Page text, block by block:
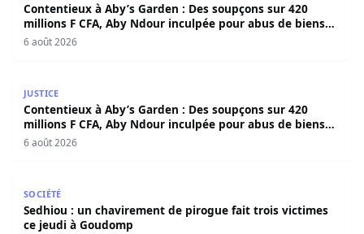
Contentieux à Aby’s Garden : Des soupçons sur 420
millions F CFA, Aby Ndour inculpée pour abus de biens
sociaux
6 août 2026
JUSTICE
Contentieux à Aby’s Garden : Des soupçons sur 420
millions F CFA, Aby Ndour inculpée pour abus de biens
sociaux
6 août 2026
SOCIÉTÉ
Sedhiou : un chavirement de pirogue fait trois victimes
ce jeudi à Goudomp